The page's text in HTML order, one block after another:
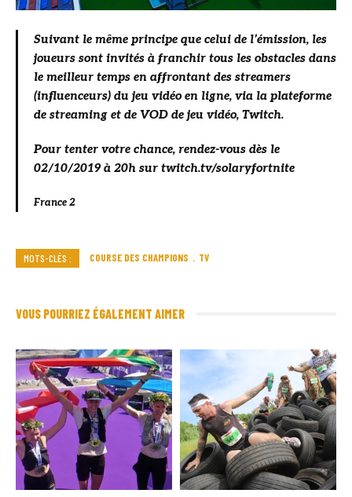
Suivant le même principe que celui de l’émission, les
joueurs sont invités à franchir tous les obstacles dans
le meilleur temps en affrontant des streamers
(influenceurs) du jeu vidéo en ligne, via la plateforme
de streaming et de VOD de jeu vidéo, Twitch.
Pour tenter votre chance, rendez-vous dès le
02/10/2019 à 20h sur twitch.tv/solaryfortnite
France 2
MOTS-CLÉS : COURSE DES CHAMPIONS TV
VOUS POURRIEZ ÉGALEMENT AIMER